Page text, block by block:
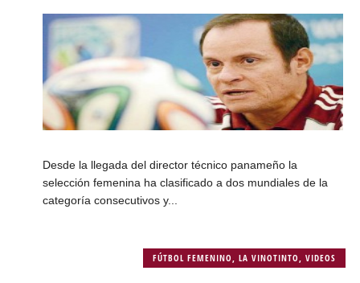
Desde la llegada del director técnico panameño la
selección femenina ha clasificado a dos mundiales de la
categoría consecutivos y...
FÚTBOL FEMENINO,LA VINOTINTO,VIDEOS